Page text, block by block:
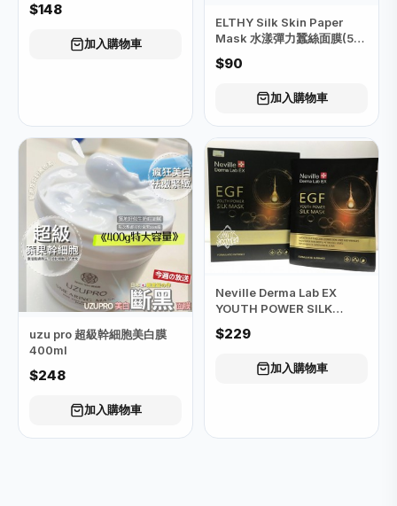
$148
加入購物車
ELTHY Silk Skin Paper
Mask 水漾彈力蠶絲面膜(5
片)
$90
加入購物車
uzu pro 超級幹細胞美白膜
400ml
$248
加入購物車
Neville Derma Lab EX
YOUTH POWER SILK
MASK (EGF青春能量充電面
膜)
$229
加入購物車